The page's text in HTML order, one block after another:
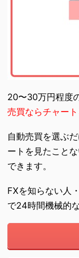
20〜30万円程度
売買ならチャー
自動売買を選ぶ
ートを見たこと
できます。
FXを知らない人
で24時間機械的